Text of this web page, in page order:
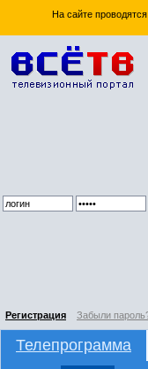
На сайте
Регистрация Забыли
Телепрограмма